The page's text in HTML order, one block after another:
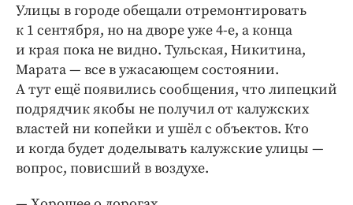
Улицы в городе обещали отремонтировать
к 1 сентября, но на дворе уже 4-е, а конца
и края пока не видно. Тульская, Никитина,
Марата — ​все в ужасающем состоянии.
А тут ещё появились сообщения, что липецкий
подрядчик якобы не получил от калужских
властей ни копейки и ушёл с объектов. Кто
и когда будет доделывать калужские улицы — ​
вопрос, повисший в воздухе.